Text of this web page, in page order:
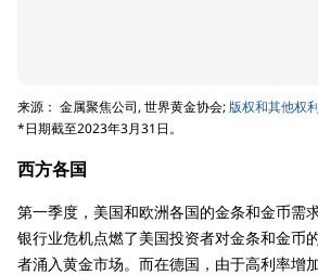
来源： 金属聚焦公司, 世界黄金协会;版权和其他权利
*日期截至2023年3月31日。
西方各国
第一季度，美国和欧洲各国的金条和金币需
银行业危机点燃了美国投资者对金条和金币
者涌入黄金市场。而在德国，由于高利率增